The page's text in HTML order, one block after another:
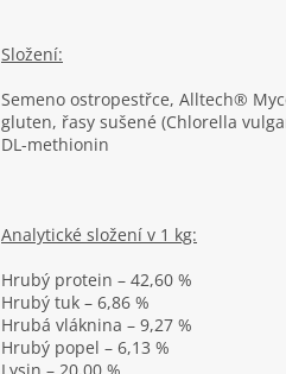
Složení:
Semeno ostropestřce, Alltech®
gluten, řasy sušené (Chlorella
DL-methionin
Analytické složení v 1 kg:
Hrubý protein – 42,60 %
Hrubý tuk – 6,86 %
Hrubá vláknina – 9,27 %
Hrubý popel – 6,13 %
Lysin – 20,00 %